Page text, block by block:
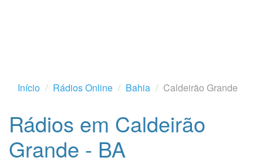
Início Rádios Online Bahia Caldeirão Grande
Rádios em Caldeirão
Grande - BA